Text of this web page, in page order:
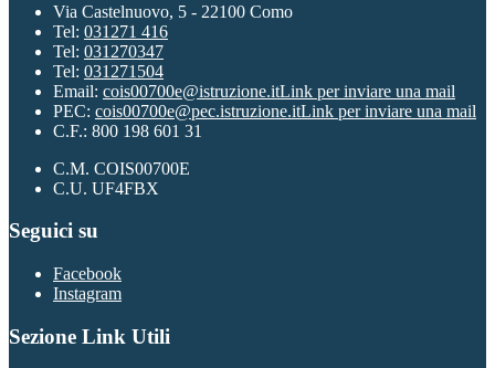
Via Castelnuovo, 5 - 22100 Como
Tel: 031271 416
Tel: 031270347
Tel: 031271504
Email: cois00700e@istruzione.itLink per inviare una mail
PEC: cois00700e@pec.istruzione.itLink per inviare una mail
C.F.: 800 198 601 31
C.M. COIS00700E
C.U. UF4FBX
Seguici su
Facebook
Instagram
Sezione Link Utili